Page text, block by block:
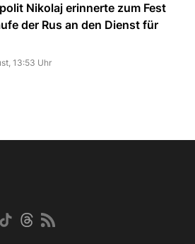
Nikolaj erinnerte zum Fest
der Rus an den Dienst für
13:53 Uhr